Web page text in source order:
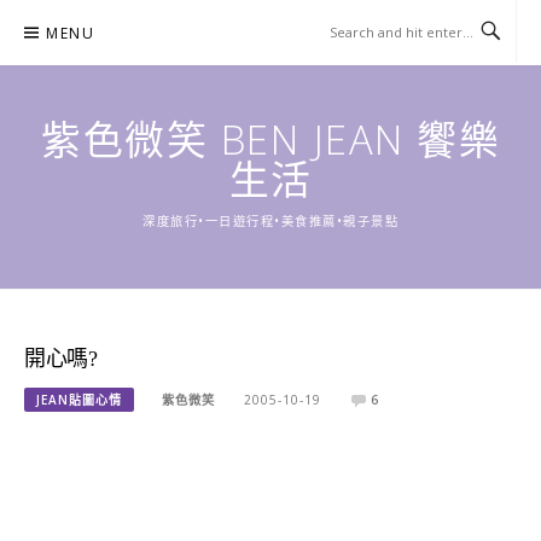
content
MENU
紫色微笑 BEN JEAN 饗樂
生活
深度旅行•一日遊行程•美食推薦•親子景點
開心嗎?
JEAN貼圖心情 紫色微笑 2005-10-19 6